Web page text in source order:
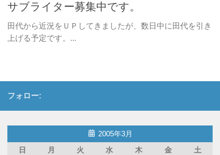
サブライター募集中です。
田代から近況をＵＰしてきましたが、数日中に田代を引き
上げる予定です。...
フォロー:
2005年3月
日
月 火 水 木 金
土